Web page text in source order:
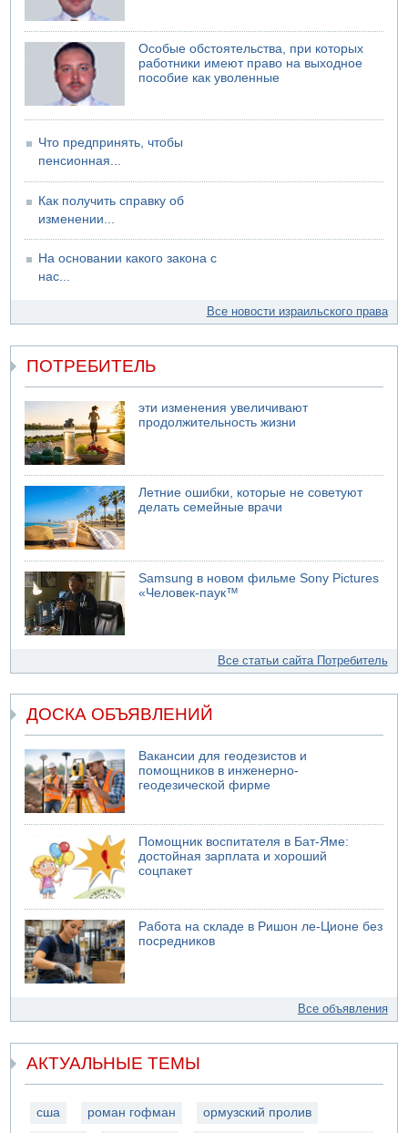
06.08.2026 13:07
Возле Кирьят-Арбы пожар на местности
06.08.2026 12:06
США не будут давить на Израиль в вопросе Ливана
06.08.2026 11:41
Особые обстоятельства, при которых
работники имеют право на выходное
пособие как уволенные
Что предпринять, чтобы
пенсионная...
Как получить справку об
изменении...
На основании какого закона с
нас...
Все новости израильского права
ПОТРЕБИТЕЛЬ
эти изменения увеличивают
продолжительность жизни
Летние ошибки, которые не советуют
делать семейные врачи
Samsung в новом фильме Sony Pictures
«Человек-паук™
Все статьи сайта Потребитель
ДОСКА ОБЪЯВЛЕНИЙ
Вакансии для геодезистов и
помощников в инженерно-
геодезической фирме
Помощник воспитателя в Бат-Яме:
достойная зарплата и хороший
соцпакет
Работа на складе в Ришон ле-Ционе без
посредников
Все объявления
АКТУАЛЬНЫЕ ТЕМЫ
сша роман гофман ормузский пролив